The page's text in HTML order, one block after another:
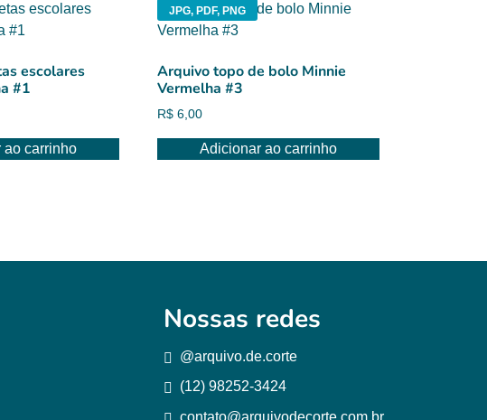
escolares
#1
ao carrinho
JPG, PDF, PNG
Arquivo topo de bolo Minnie
Vermelha #3
R$ 6,00
Adicionar ao carrinho
Nossas redes
@arquivo.de.corte
(12) 98252-3424
contato@arquivodecorte.com.br